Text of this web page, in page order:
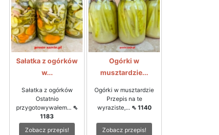
Sałatka z ogórków
w...
Sałatka z ogórków
Ostatnio
przygotowywałem... ⇖
1183
Zobacz przepis!
Ogórki w
musztardzie...
Ogórki w musztardzie
Przepis na te
wyraziste,... ⇖ 1140
Zobacz przepis!